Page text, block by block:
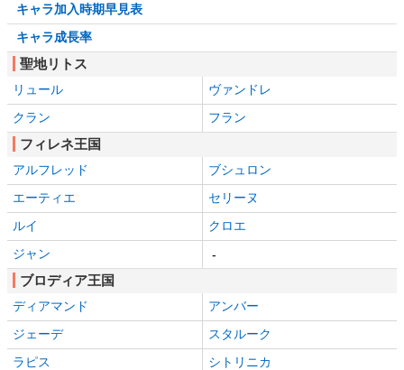
キャラ加入時期早見表
キャラ成長率
聖地リトス
リュール
ヴァンドレ
クラン
フラン
フィレネ王国
アルフレッド
ブシュロン
エーティエ
セリーヌ
ルイ
クロエ
ジャン
-
ブロディア王国
ディアマンド
アンバー
ジェーデ
スタルーク
ラピス
シトリニカ